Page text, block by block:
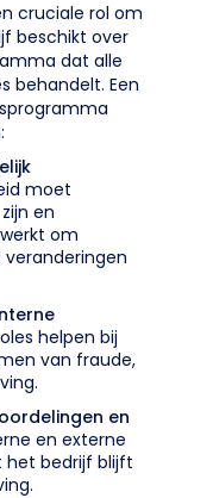
cruciale rol om
beschikt over
dat alle
behandelt. Een
moet
en
om
helpen bij
van fraude,
en
en externe
het bedrijf blijft